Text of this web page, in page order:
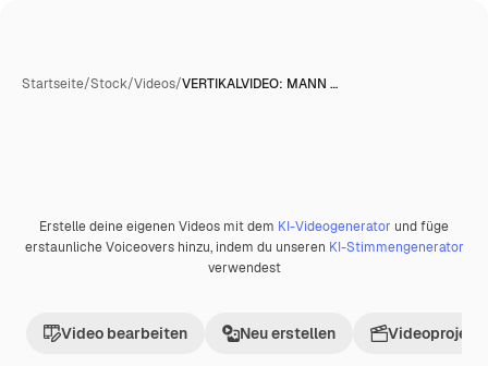
Startseite/Stock/Videos/VERTIKALVIDEO: MANN …
Premium
Erstelle deine eigenen Videos mit dem KI-Videogenerator und füge
erstaunliche Voiceovers hinzu, indem du unseren KI-Stimmengenerator
verwendest
Video bearbeiten Neu erstellen Videoprojekt